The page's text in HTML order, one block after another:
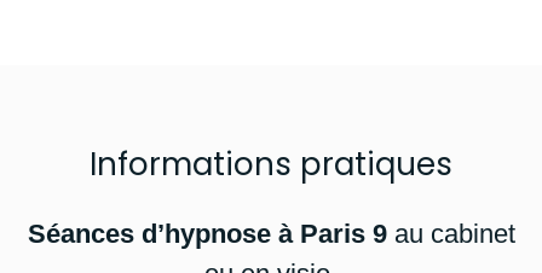
Informations pratiques
Séances d’hypnose à Paris 9au cabinet